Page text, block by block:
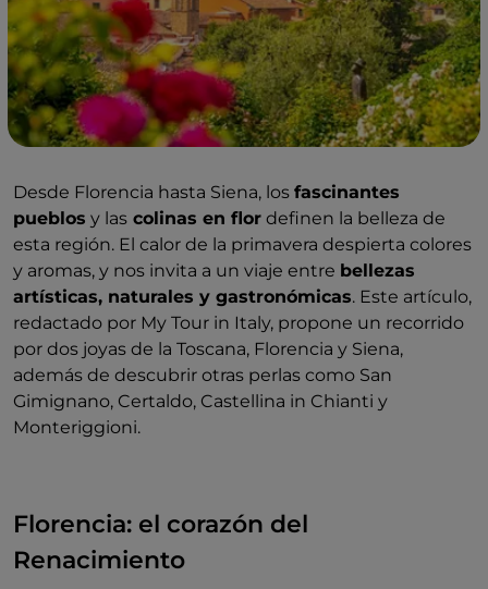
Desde Florencia hasta Siena, los fascinantes
pueblos y las colinas en flor definen la belleza de
esta región. El calor de la primavera despierta colores
y aromas, y nos invita a un viaje entre bellezas
artísticas, naturales y gastronómicas. Este artículo,
redactado por My Tour in Italy, propone un recorrido
por dos joyas de la Toscana, Florencia y Siena,
además de descubrir otras perlas como San
Gimignano, Certaldo, Castellina in Chianti y
Monteriggioni.
Florencia: el corazón del
Renacimiento